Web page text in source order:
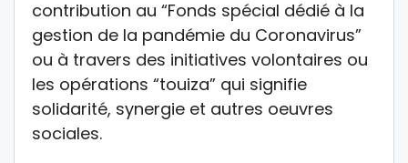
contribution au “Fonds spécial dédié à la
gestion de la pandémie du Coronavirus”
ou à travers des initiatives volontaires ou
les opérations “touiza” qui signifie
solidarité, synergie et autres oeuvres
sociales.